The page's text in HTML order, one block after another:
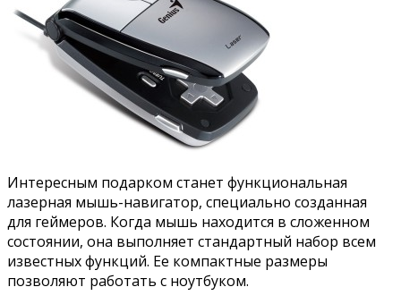
Интересным подарком станет функциональная
лазерная мышь-навигатор, специально созданная
для геймеров. Когда мышь находится в сложенном
состоянии, она выполняет стандартный набор всем
известных функций. Ее компактные размеры
позволяют работать с ноутбуком.